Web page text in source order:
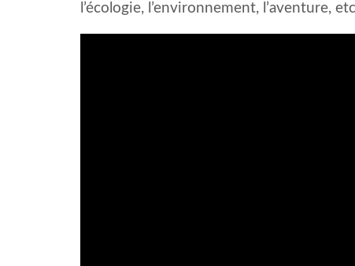
l’écologie, l’environnement, l’aventure,